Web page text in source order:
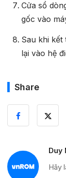
Cửa sổ
gốc vào
Sau khi kết
lại vào hệ
Share
Duy
Hãy